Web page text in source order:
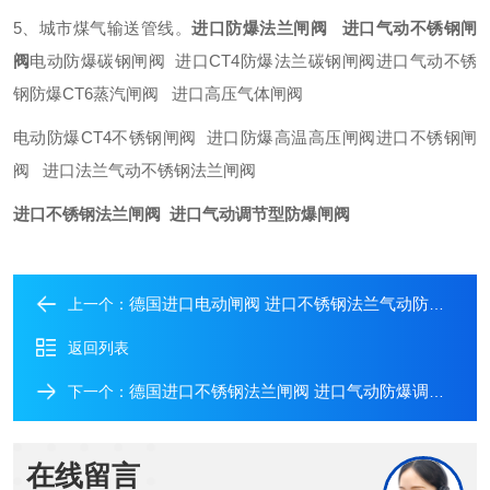
5、城市煤气输送管线。进口防爆法兰闸阀 进口气动不锈钢闸
阀电动防爆碳钢闸阀 进口CT4防爆法兰碳钢闸阀进口气动不锈
钢防爆CT6蒸汽闸阀 进口高压气体闸阀
电动防爆CT4不锈钢闸阀 进口防爆高温高压闸阀进口不锈钢闸
阀 进口法兰气动不锈钢法兰闸阀
进口不锈钢法兰闸阀 进口气动调节型防爆闸阀
上一个： 德国进口电动闸阀 进口不锈钢法兰气动防爆BT6闸阀
返回列表
下一个： 德国进口不锈钢法兰闸阀 进口气动防爆调节型法兰闸阀
在线留言